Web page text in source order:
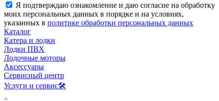
Я подтверждаю ознакомление и даю согласие на обработку
моих персональных данных в порядке и на условиях,
указанных в политике обработки персональных данных
Каталог
Катера и лодки
Лодки ПВХ
Лодочные моторы
Аксессуары
Сервисный центр
Услуги и сервис🛠️